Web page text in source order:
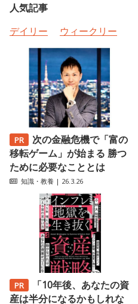
人気記事
デイリー
ウィークリー
次の金融危機で「富の
移転ゲーム」が始まる 勝つ
ために必要なこととは
知識・教養 | 26.3.26
「10年後、あなたの資
産は半分になるかもしれな